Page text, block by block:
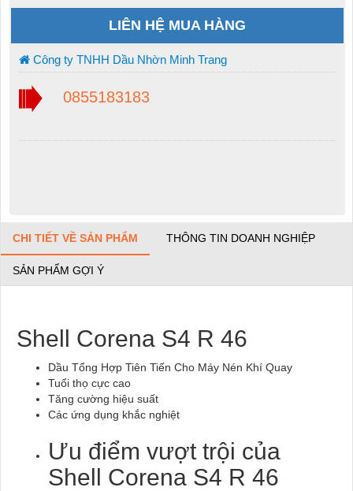
LIÊN HỆ MUA HÀNG
Công ty TNHH Dầu Nhờn Minh Trang
0855183183
CHI TIẾT VỀ SẢN PHẨM THÔNG TIN DOANH NGHIỆP
SẢN PHẨM GỢI Ý
Shell Corena S4 R 46
Dầu Tổng Hợp Tiên Tiến Cho Máy Nén Khí Quay
Tuổi thọ cực cao
Tăng cường hiệu suất
Các ứng dụng khắc nghiệt
Ưu điểm vượt trội của
Shell Corena S4 R 46